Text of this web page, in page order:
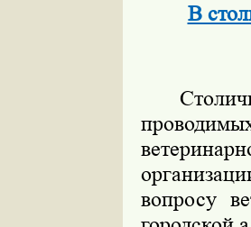
В
вопросу